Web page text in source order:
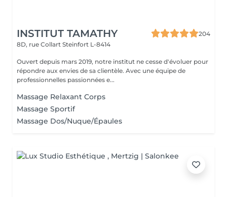
INSTITUT TAMATHY
204
8D, rue Collart Steinfort L-8414
Ouvert depuis mars 2019, notre institut ne cesse d'évoluer pour
répondre aux envies de sa clientèle. Avec une équipe de
professionnelles passionnées e...
Massage Relaxant Corps
Massage Sportif
Massage Dos/Nuque/Épaules